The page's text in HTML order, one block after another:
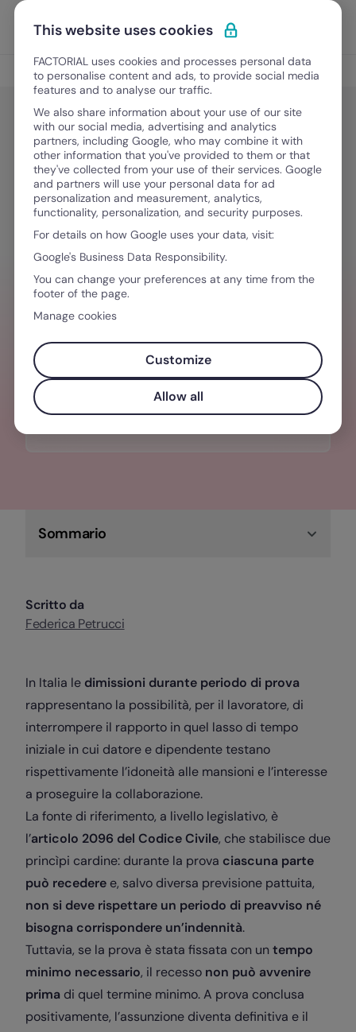
Vai al contenuto
Scopri Factorial
Gestione del personale
Gestione del personale
Dimissioni durante il periodo di
prova: cosa dice la legge
12 Gennaio, 2026·6 minuti di lettura
HAI BISOGNO D´AIUTO PER GESTIRE I TEAM
Valorizza l'esperienza dei tuoi team con
una gestione del personale
centralizzata, semplice e veloce.
Sommario
Scritto da
Federica Petrucci
In Italia le dimissioni durante periodo di prova
rappresentano la possibilità, per il lavoratore, di
interrompere il rapporto in quel lasso di tempo
iniziale in cui datore e dipendente testano
rispettivamente l’idoneità alle mansioni e l’interesse
a proseguire la collaborazione.
La fonte di riferimento, a livello legislativo, è
l’articolo 2096 del Codice Civile, che stabilisce due
princìpi cardine: durante la prova ciascuna parte
può recedere e, salvo diversa previsione pattuita,
non si deve rispettare un periodo di preavviso né
bisogna corrispondere un’indennità.
Tuttavia, se la prova è stata fissata con un tempo
minimo necessario, il recesso non può avvenire
prima di quel termine minimo. A prova conclusa
positivamente, l’assunzione diventa definitiva e il
This website uses cookies
FACTORIAL uses cookies and processes personal data
to personalise content and ads, to provide social media
features and to analyse our traffic.
We also share information about your use of our site
with our social media, advertising and analytics
partners, including Google, who may combine it with
other information that you've provided to them or that
they've collected from your use of their services. Google
and partners will use your personal data for ad
personalization and measurement, analytics,
functionality, personalization, and security purposes.
For details on how Google uses your data, visit:
Google's Business Data Responsibility.
You can change your preferences at any time from the
footer of the page.
Manage cookies
Customize
Allow all